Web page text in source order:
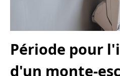
Période pour
d'un monte-